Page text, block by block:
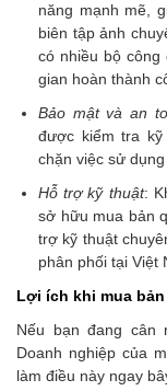
năng mạnh mẽ,
biên tập ảnh
có nhiều bộ công
gian hoàn thành
Bảo mật và an
được kiểm tra
chặn việc sử
Hỗ trợ kỹ thuật:
sở hữu mua bản
trợ kỹ thuật
phân phối tại Việt
Lợi ích khi mua
Nếu bạn đang cân
Doanh nghiệp của
làm điều này ngay